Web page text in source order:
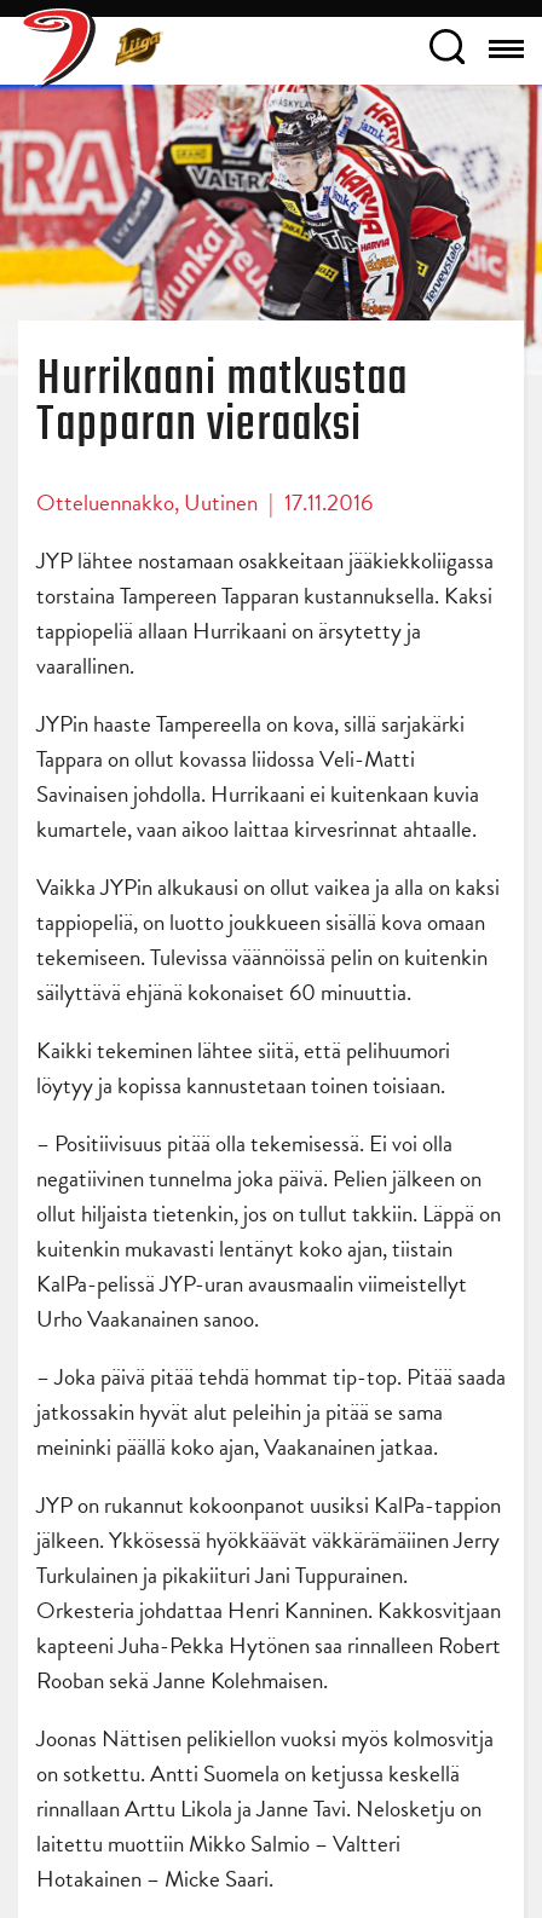
Hurrikaani matkustaa
Tapparan vieraaksi
Otteluennakko,Uutinen | 17.11.2016
JYP lähtee nostamaan osakkeitaan jääkiekkoliigassa
torstaina Tampereen Tapparan kustannuksella. Kaksi
tappiopeliä allaan Hurrikaani on ärsytetty ja
vaarallinen.
JYPin haaste Tampereella on kova, sillä sarjakärki
Tappara on ollut kovassa liidossa Veli-Matti
Savinaisen johdolla. Hurrikaani ei kuitenkaan kuvia
kumartele, vaan aikoo laittaa kirvesrinnat ahtaalle.
Vaikka JYPin alkukausi on ollut vaikea ja alla on kaksi
tappiopeliä, on luotto joukkueen sisällä kova omaan
tekemiseen. Tulevissa väännöissä pelin on kuitenkin
säilyttävä ehjänä kokonaiset 60 minuuttia.
Kaikki tekeminen lähtee siitä, että pelihuumori
löytyy ja kopissa kannustetaan toinen toisiaan.
– Positiivisuus pitää olla tekemisessä. Ei voi olla
negatiivinen tunnelma joka päivä. Pelien jälkeen on
ollut hiljaista tietenkin, jos on tullut takkiin. Läppä on
kuitenkin mukavasti lentänyt koko ajan, tiistain
KalPa-pelissä JYP-uran avausmaalin viimeistellyt
Urho Vaakanainen sanoo.
– Joka päivä pitää tehdä hommat tip-top. Pitää saada
jatkossakin hyvät alut peleihin ja pitää se sama
meininki päällä koko ajan, Vaakanainen jatkaa.
JYP on rukannut kokoonpanot uusiksi KalPa-tappion
jälkeen. Ykkösessä hyökkäävät väkkärämäiinen Jerry
Turkulainen ja pikakiituri Jani Tuppurainen.
Orkesteria johdattaa Henri Kanninen. Kakkosvitjaan
kapteeni Juha-Pekka Hytönen saa rinnalleen Robert
Rooban sekä Janne Kolehmaisen.
Joonas Nättisen pelikiellon vuoksi myös kolmosvitja
on sotkettu. Antti Suomela on ketjussa keskellä
rinnallaan Arttu Likola ja Janne Tavi. Nelosketju on
laitettu muottiin Mikko Salmio – Valtteri
Hotakainen – Micke Saari.